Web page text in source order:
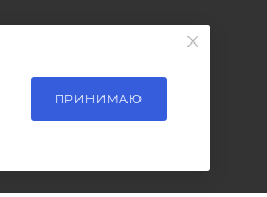
ПРИНИМАЮ